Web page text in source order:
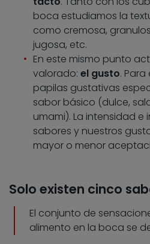
boca estudiamos la
como cremosa,
jugosa, etc.
En este mismo punto
valorado: el gusto.
papilas gustativas
sabor básico (dulce,
umami). La intensidad
sabores y nuestros
mayor o menor
Solo existen cinco
El conjunto de
alimento en la boca se